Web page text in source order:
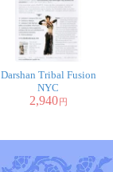
Darshan Tribal Fusion
NYC
2,940円